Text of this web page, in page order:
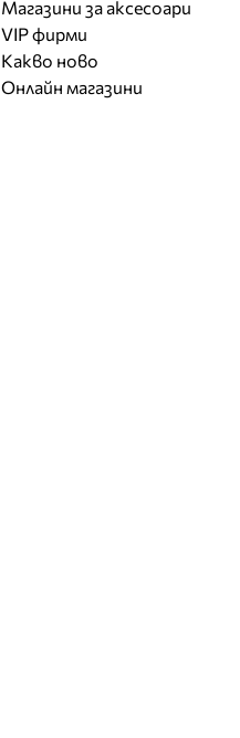
Магазини за aксесоари
VIP фирми
Какво ново
Онлайн магазини